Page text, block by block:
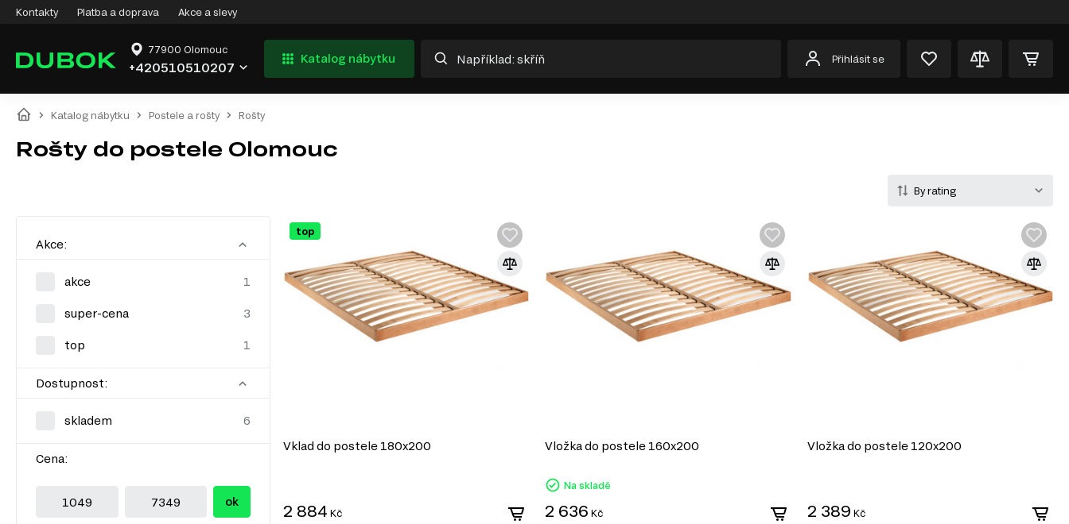
Kontakty Platba a doprava Akce a slevy
77900 Olomouc
+420510510207
Katalog nábytku Přihlásit se
Katalog nábytku Postele a rošty Rošty
Rošty do postele Olomouc
By rating
Akce:
akce
super-cena
top
Dostupnost:
skladem
Cena:
ok
top
Vklad do postele 180x200
2 884 Kč
Vložka do postele 160x200
Na skladě
2 636 Kč
Vložka do postele 120x200
2 389 Kč